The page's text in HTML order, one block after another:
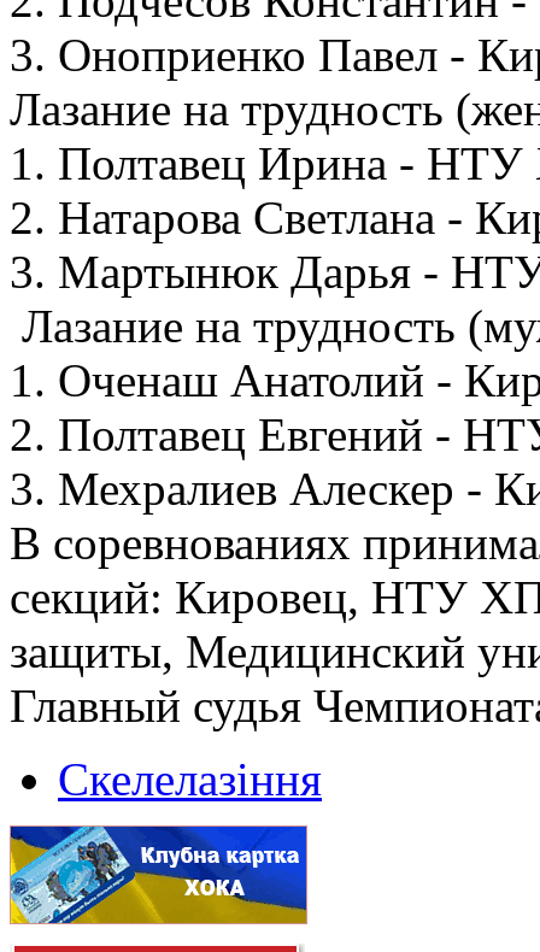
3. Оноприенко Павел -
Лазание на трудность
1. Полтавец Ирина -
2. Натарова Светлана -
3. Мартынюк Дарья -
Лазание на трудность
1. Оченаш Анатолий -
2. Полтавец Евгений -
3. Мехралиев Алескер -
В соревнованиях
секций: Кировец, НТУ
защиты, Медицинский
Главный судья
Скелелазіння